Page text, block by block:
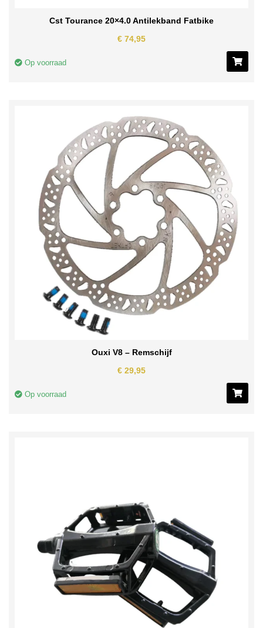
Cst Tourance 20×4.0 Antilekband Fatbike
€ 74,95
Op voorraad
Ouxi V8 – Remschijf
€ 29,95
Op voorraad